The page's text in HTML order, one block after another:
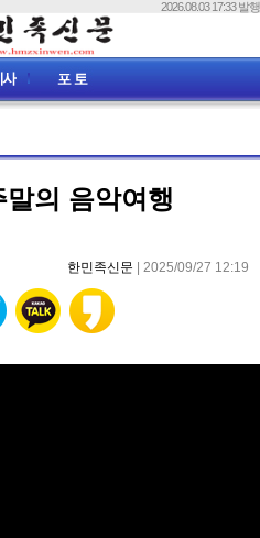
2026.08.03 17:33 발행
의 음악여행
한민족신문 | 2025/09/27 12:19